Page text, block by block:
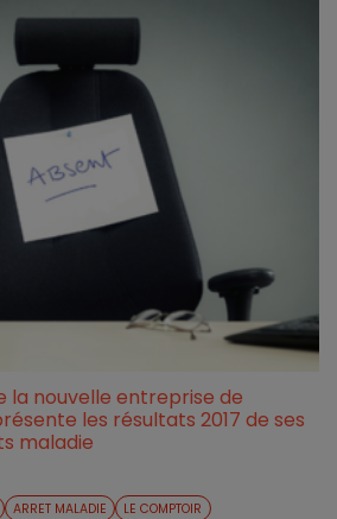
la nouvelle entreprise de
les résultats 2017 de ses
maladie
ARRET MALADIE LE COMPTOIR